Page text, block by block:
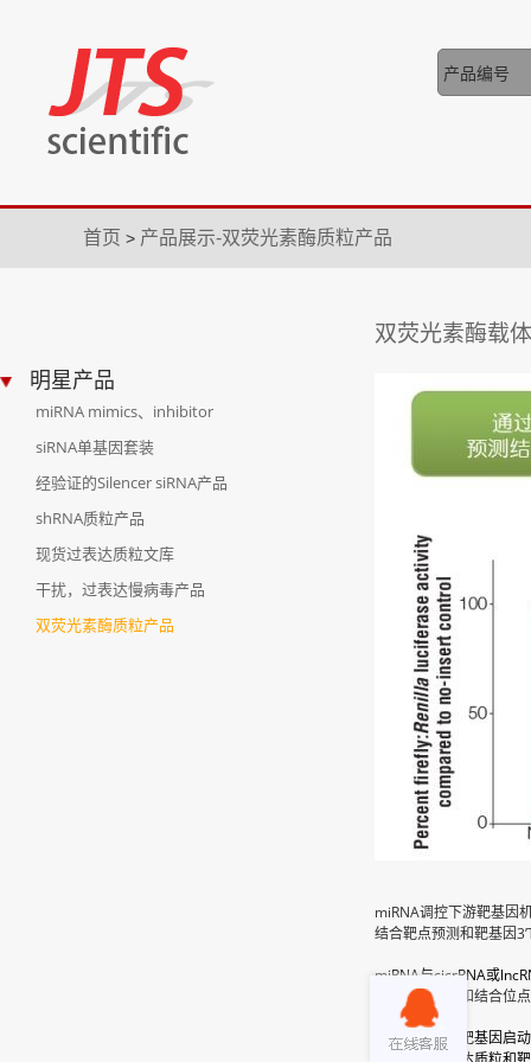
首页 > 产品展示-双荧光素酶质粒产品
明星产品
miRNA mimics、inhibitor
siRNA单基因套装
经验证的Silencer siRNA产品
shRNA质粒产品
现货过表达质粒文库
干扰，过表达慢病毒产品
双荧光素酶质粒产品
双荧光素酶载
miRNA调控下游靶基因
结合靶点预测和靶基因
miRNA与cicrRNA或
结合靶点预测和结合
转录因子调控靶基因启